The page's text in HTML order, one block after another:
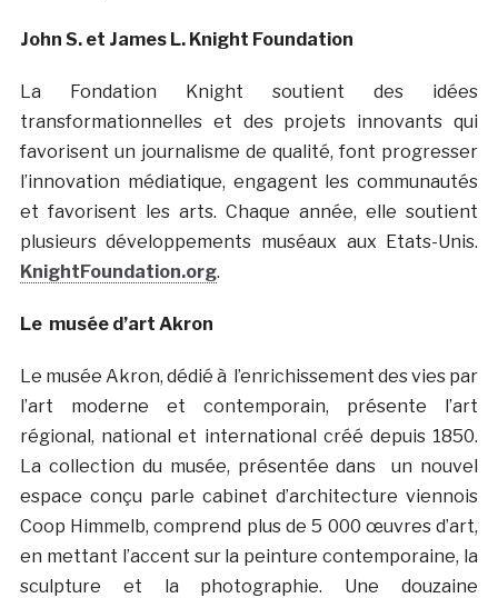
John S. et James L. Knight Foundation
La Fondation Knight soutient des idées
transformationnelles et des projets innovants qui
favorisent un journalisme de qualité, font progresser
l’innovation médiatique, engagent les communautés
et favorisent les arts. Chaque année, elle soutient
plusieurs développements muséaux aux Etats-Unis.
KnightFoundation.org.
Le musée d’art Akron
Le musée Akron, dédié à l’enrichissement des vies par
l’art moderne et contemporain, présente l’art
régional, national et international créé depuis 1850.
La collection du musée, présentée dans un nouvel
espace conçu parle cabinet d’architecture viennois
Coop Himmelb, comprend plus de 5 000 œuvres d’art,
en mettant l’accent sur la peinture contemporaine, la
sculpture et la photographie. Une douzaine